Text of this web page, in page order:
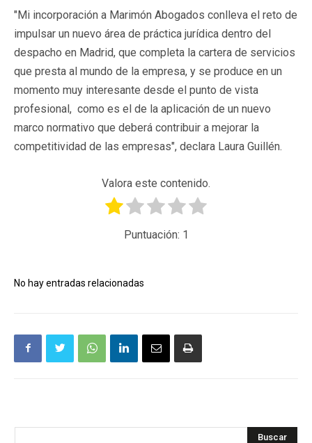
"Mi incorporación a Marimón Abogados conlleva el reto de
impulsar un nuevo área de práctica jurídica dentro del
despacho en Madrid, que completa la cartera de servicios
que presta al mundo de la empresa, y se produce en un
momento muy interesante desde el punto de vista
profesional, como es el de la aplicación de un nuevo
marco normativo que deberá contribuir a mejorar la
competitividad de las empresas", declara Laura Guillén.
Valora este contenido.
Puntuación: 1
No hay entradas relacionadas
Buscar